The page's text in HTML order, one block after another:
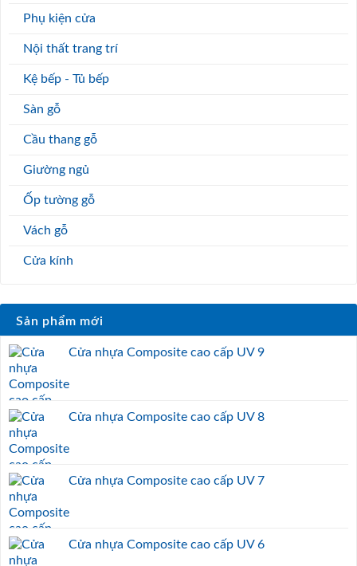
Phụ kiện cửa
Nội thất trang trí
Kệ bếp - Tủ bếp
Sàn gỗ
Cầu thang gỗ
Giường ngủ
Ốp tường gỗ
Vách gỗ
Cửa kính
Sản phẩm mới
Cửa nhựa Composite cao cấp UV 9
Cửa nhựa Composite cao cấp UV 8
Cửa nhựa Composite cao cấp UV 7
Cửa nhựa Composite cao cấp UV 6